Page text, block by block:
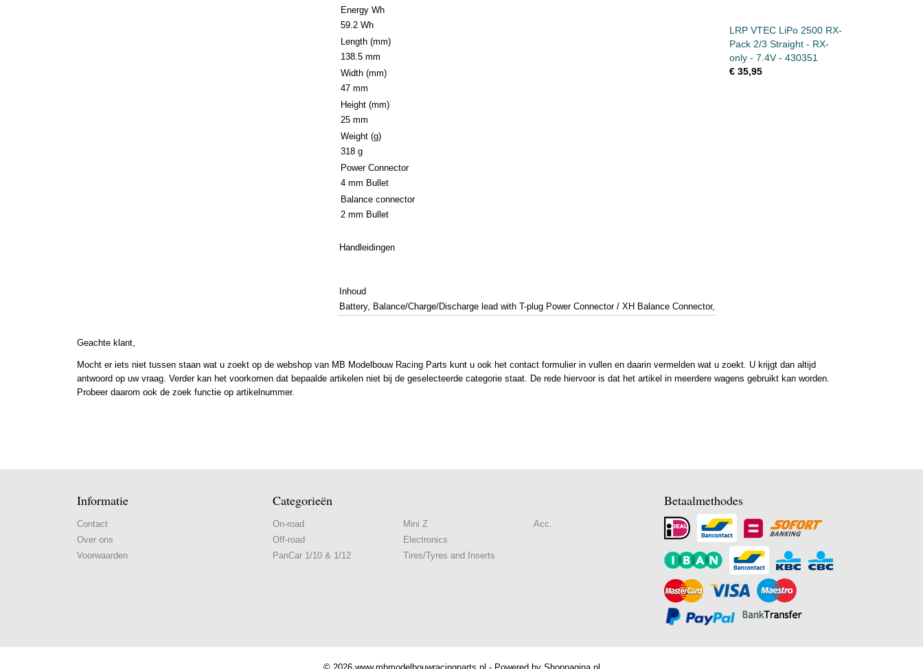
Energy Wh
59.2 Wh
Length (mm)
138.5 mm
Width (mm)
47 mm
Height (mm)
25 mm
Weight (g)
318 g
Power Connector
4 mm Bullet
Balance connector
2 mm Bullet
Handleidingen
Inhoud
Battery, Balance/Charge/Discharge lead with T-plug Power Connector / XH Balance Connector, Instruction Sheet
LRP VTEC LiPo 2500 RX-
Pack 2/3 Straight - RX-
only - 7.4V - 430351
€ 35,95
Geachte klant,
Mocht er iets niet tussen staan wat u zoekt op de webshop van MB Modelbouw Racing Parts kunt u ook het contact formulier in vullen en daarin vermelden wat u zoekt. U krijgt dan altijd
antwoord op uw vraag. Verder kan het voorkomen dat bepaalde artikelen niet bij de geselecteerde categorie staat. De rede hiervoor is dat het artikel in meerdere wagens gebruikt kan worden.
Probeer daarom ook de zoek functie op artikelnummer.
Informatie
Contact
Over ons
Voorwaarden
Categorieën
On-road
Off-road
PanCar 1/10 & 1/12
Mini Z
Electronics
Tires/Tyres and Inserts
Acc.
Betaalmethodes